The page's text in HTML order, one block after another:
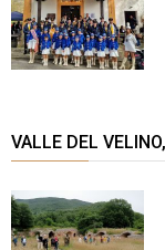
VALLE DEL